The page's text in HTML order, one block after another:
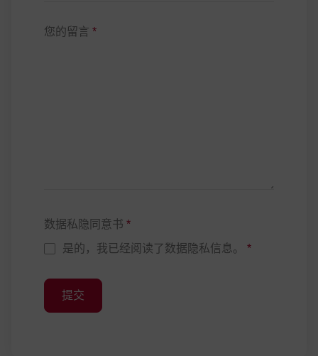
您的留言*
数据私隐同意书*
是的，我已经阅读了数据隐私信息。*
提交